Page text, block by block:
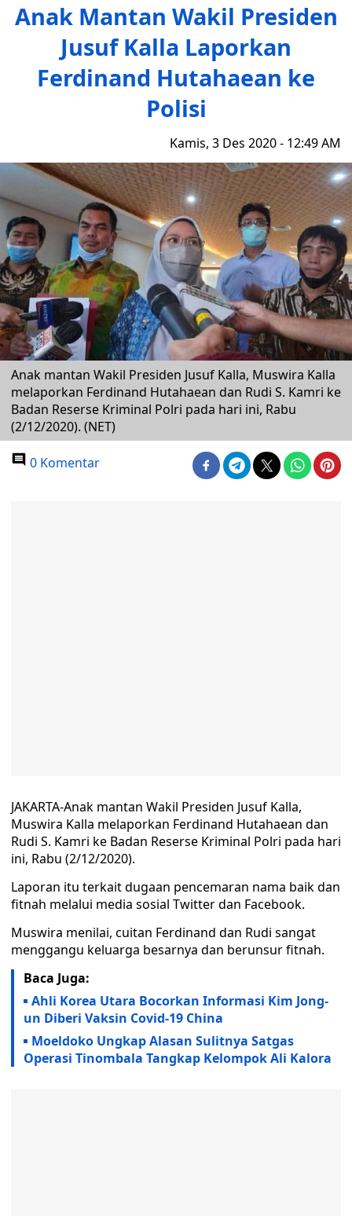
Anak Mantan Wakil Presiden
Jusuf Kalla Laporkan
Ferdinand Hutahaean ke
Polisi
Kamis, 3 Des 2020 - 12:49 AM
Anak mantan Wakil Presiden Jusuf Kalla, Muswira Kalla
melaporkan Ferdinand Hutahaean dan Rudi S. Kamri ke
Badan Reserse Kriminal Polri pada hari ini, Rabu
(2/12/2020). (NET)
0 Komentar
JAKARTA-Anak mantan Wakil Presiden Jusuf Kalla,
Muswira Kalla melaporkan Ferdinand Hutahaean dan
Rudi S. Kamri ke Badan Reserse Kriminal Polri pada hari
ini, Rabu (2/12/2020).
Laporan itu terkait dugaan pencemaran nama baik dan
fitnah melalui media sosial Twitter dan Facebook.
Muswira menilai, cuitan Ferdinand dan Rudi sangat
menggangu keluarga besarnya dan berunsur fitnah.
Baca Juga:
Ahli Korea Utara Bocorkan Informasi Kim Jong-
un Diberi Vaksin Covid-19 China
Moeldoko Ungkap Alasan Sulitnya Satgas
Operasi Tinombala Tangkap Kelompok Ali Kalora